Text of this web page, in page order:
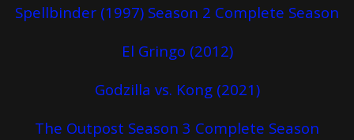
Spellbinder (1997) Season 2 Complete Season
El Gringo (2012)
Godzilla vs. Kong (2021)
The Outpost Season 3 Complete Season